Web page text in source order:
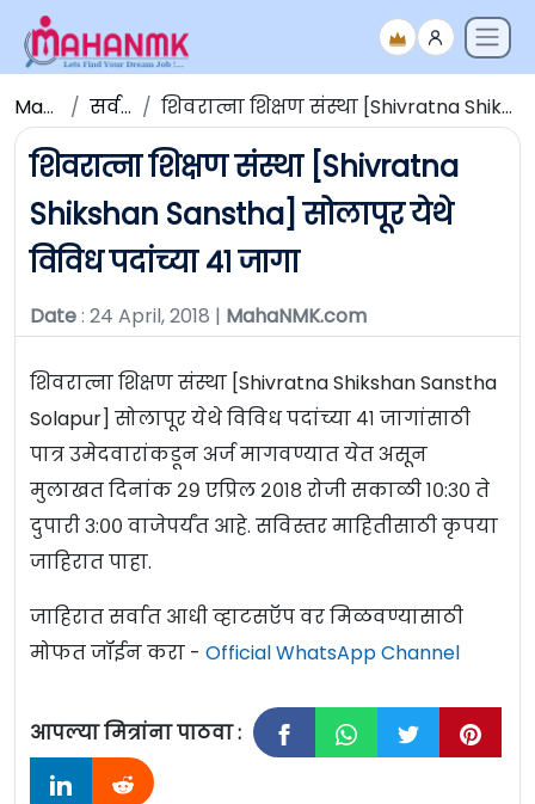
Maha NMK सर्व जाहिराती शिवरात्ना शिक्षण संस्था [Shivratna Shikshan Sanstha] सोलापूर येथे विविध पदांच्या ४१ जागा
शिवरात्ना शिक्षण संस्था [Shivratna
Shikshan Sanstha] सोलापूर येथे
विविध पदांच्या ४१ जागा
Date: 24 April, 2018 | MahaNMK.com
शिवरात्ना शिक्षण संस्था [Shivratna Shikshan Sanstha
Solapur] सोलापूर येथे विविध पदांच्या ४१ जागांसाठी
पात्र उमेदवारांकडून अर्ज मागवण्यात येत असून
मुलाखत दिनांक २९ एप्रिल २०१८ रोजी सकाळी १०:३० ते
दुपारी ३:०० वाजेपर्यंत आहे. सविस्तर माहितीसाठी कृपया
जाहिरात पाहा.
जाहिरात सर्वात आधी व्हाटसऍप वर मिळवण्यासाठी
मोफत जॉईन करा - Official WhatsApp Channel
आपल्या मित्रांना पाठवा :